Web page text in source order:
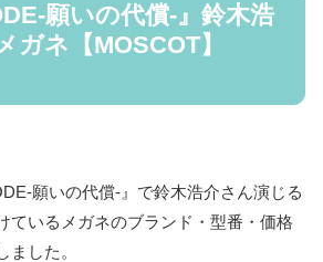
願いの代償-』鈴木浩
ガネ【MOSCOT】
願いの代償-』で鈴木浩介さん演じる
ているメガネのブランド・型番・価格
ました。